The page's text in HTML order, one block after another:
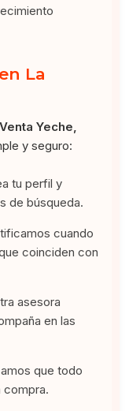
La
Yeche,
y seguro:
tu perfil y
de búsqueda.
cuando
coinciden con
asesora
en las
que todo
compra.